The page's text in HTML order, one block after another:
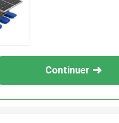
Continuer